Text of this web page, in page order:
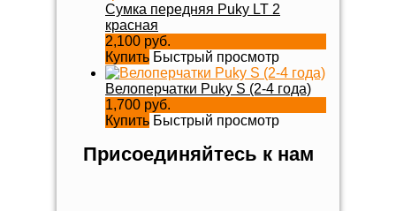
Сумка передняя Puky LT 2
красная
2,100 руб.
Купить Быстрый просмотр
Велоперчатки Puky S (2-4 года)
1,700 руб.
Купить Быстрый просмотр
Присоединяйтесь к нам